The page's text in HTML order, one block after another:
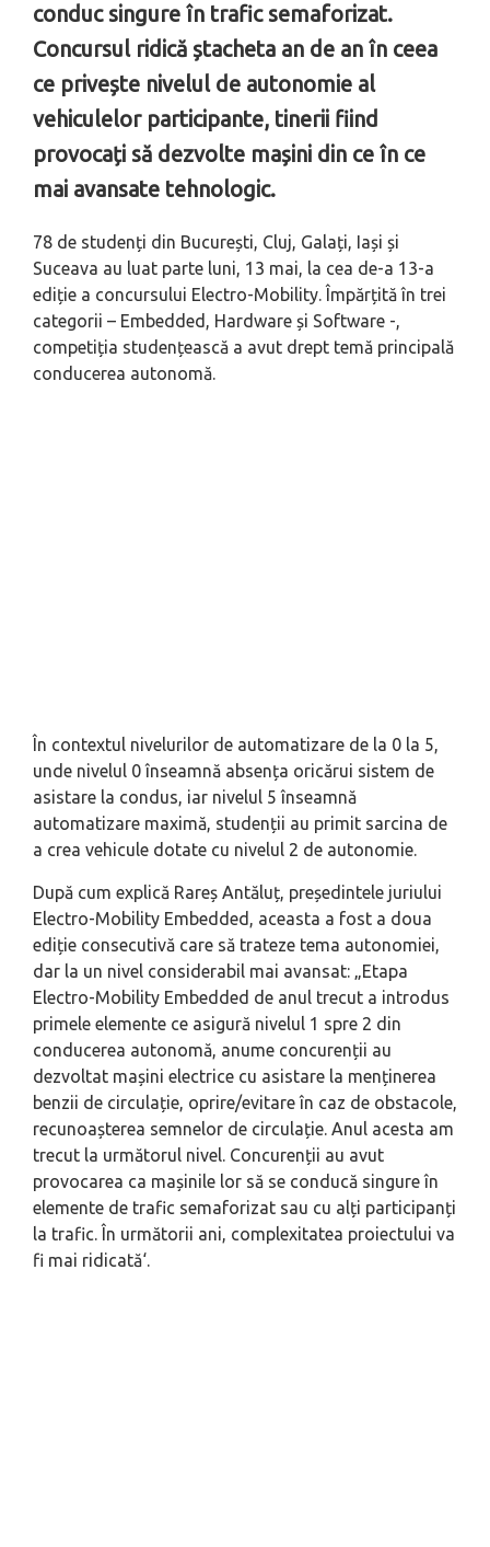
conduc singure în trafic semaforizat.
Concursul ridică ștacheta an de an în ceea
ce privește nivelul de autonomie al
vehiculelor participante, tinerii fiind
provocați să dezvolte mașini din ce în ce
mai avansate tehnologic.
78 de studenți din București, Cluj, Galați, Iași și
Suceava au luat parte luni, 13 mai, la cea de-a 13-a
ediție a concursului Electro-Mobility. Împărțită în trei
categorii – Embedded, Hardware și Software -,
competiția studențească a avut drept temă principală
conducerea autonomă.
În contextul nivelurilor de automatizare de la 0 la 5,
unde nivelul 0 înseamnă absența oricărui sistem de
asistare la condus, iar nivelul 5 înseamnă
automatizare maximă, studenții au primit sarcina de
a crea vehicule dotate cu nivelul 2 de autonomie.
După cum explică Rareș Antăluț, președintele juriului
Electro-Mobility Embedded, aceasta a fost a doua
ediție consecutivă care să trateze tema autonomiei,
dar la un nivel considerabil mai avansat: „Etapa
Electro-Mobility Embedded de anul trecut a introdus
primele elemente ce asigură nivelul 1 spre 2 din
conducerea autonomă, anume concurenții au
dezvoltat mașini electrice cu asistare la menținerea
benzii de circulație, oprire/evitare în caz de obstacole,
recunoașterea semnelor de circulație. Anul acesta am
trecut la următorul nivel. Concurenții au avut
provocarea ca mașinile lor să se conducă singure în
elemente de trafic semaforizat sau cu alți participanți
la trafic. În următorii ani, complexitatea proiectului va
fi mai ridicată‘.